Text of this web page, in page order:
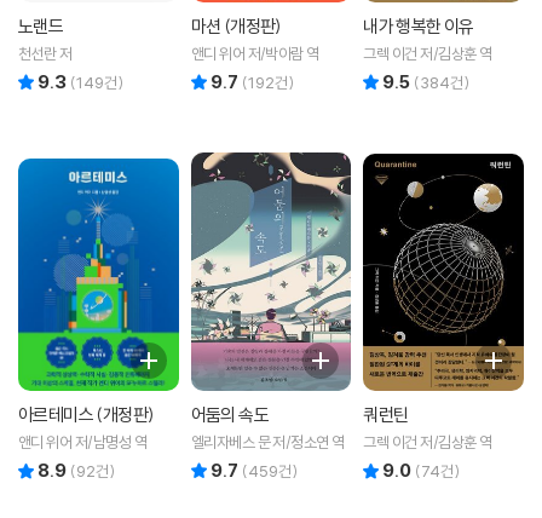
노랜드
천선란 저
9.3 (149건)
마션 (개정판)
앤디 위어 저/박아람 역
9.7 (192건)
내가 행복한 이유
그렉 이건 저/김상훈 역
9.5 (384건)
아르테미스 (개정판)
앤디 위어 저/남명성 역
8.9 (92건)
어둠의 속도
엘리자베스 문 저/정소연 역
9.7 (459건)
쿼런틴
그렉 이건 저/김상훈 역
9.0 (74건)